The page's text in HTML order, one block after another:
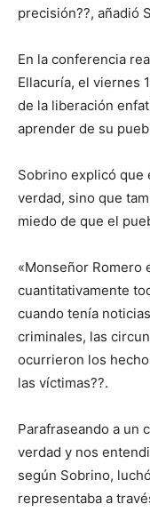
precisión??, añadió
En la conferencia
Ellacuría, el viernes
de la liberación
aprender de su
Sobrino explicó que
verdad, sino que
miedo de que el
«Monseñor Romero
cuantitativamente
cuando tenía
criminales, las
ocurrieron los
las víctimas??.
Parafraseando a un
verdad y nos
según Sobrino,
representaba a